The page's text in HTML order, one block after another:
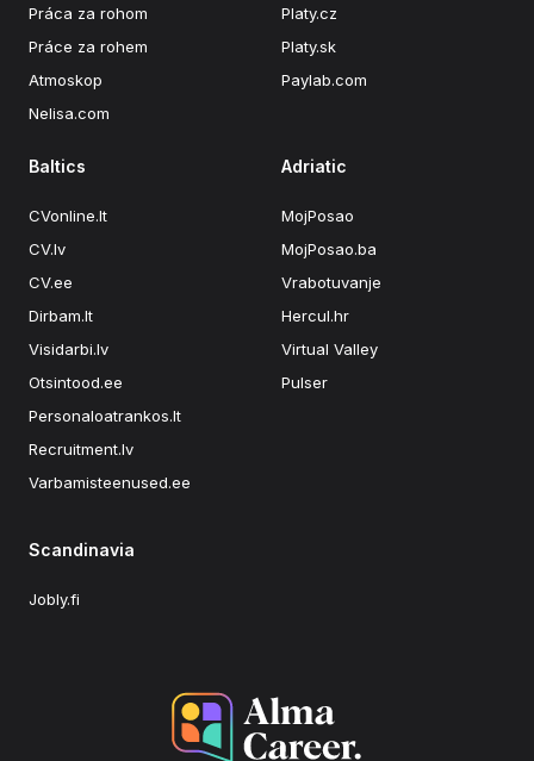
Práca za rohom
Práce za rohem
Atmoskop
Nelisa.com
Platy.cz
Platy.sk
Paylab.com
Baltics
CVonline.lt
CV.lv
CV.ee
Dirbam.lt
Visidarbi.lv
Otsintood.ee
Personaloatrankos.lt
Recruitment.lv
Varbamisteenused.ee
Adriatic
MojPosao
MojPosao.ba
Vrabotuvanje
Hercul.hr
Virtual Valley
Pulser
Scandinavia
Jobly.fi